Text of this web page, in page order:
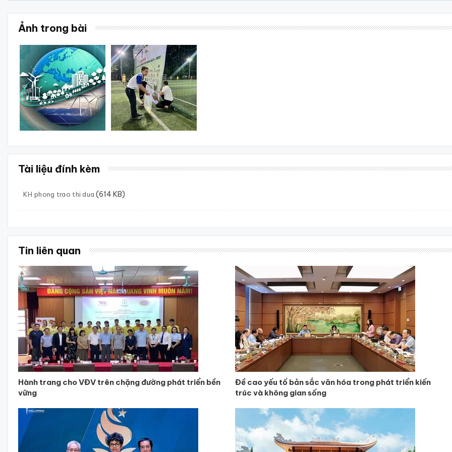
Ảnh trong bài
Tài liệu đính kèm
KH phong trao thi dua (614 KB)
Tin liên quan
Hành trang cho VĐV trên chặng đường phát triển bền
vững
Đề cao yếu tố bản sắc văn hóa trong phát triển kiến
trúc và không gian sống